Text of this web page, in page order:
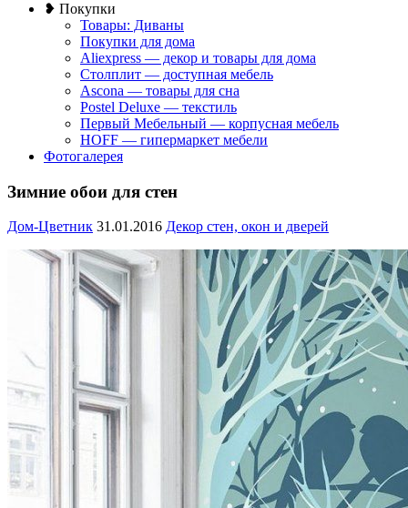
❥ Покупки
Товары: Диваны
Покупки для дома
Aliexpress — декор и товары для дома
Столплит — доступная мебель
Ascona — товары для сна
Postel Deluxe — текстиль
Первый Мебельный — корпусная мебель
HOFF — гипермаркет мебели
Фотогалерея
Зимние обои для стен
Дом-Цветник 31.01.2016 Декор стен, окон и дверей